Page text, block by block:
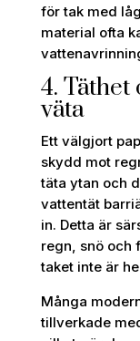
för tak med
material ofta
4.
väta
Ett välgjort
skydd mot
täta ytan och
vattentät
in. Detta är
regn, snö och
taket inte är
Många
tillverkade